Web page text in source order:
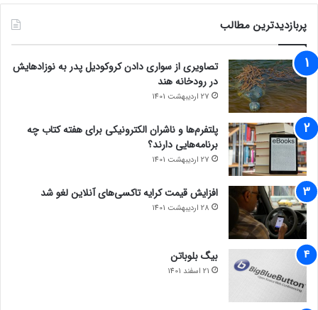
پربازدیدترین مطالب
تصاویری از سواری دادن کروکودیل پدر به نوزادهایش
در رودخانه هند
27 اردیبهشت 1401
پلتفرم‌ها و ناشران الکترونیکی برای هفته کتاب چه
برنامه‌هایی دارند؟
27 اردیبهشت 1401
افزایش قیمت کرایه تاکسی‌های آنلاین لغو شد
28 اردیبهشت 1401
بیگ بلوباتن
21 اسفند 1401